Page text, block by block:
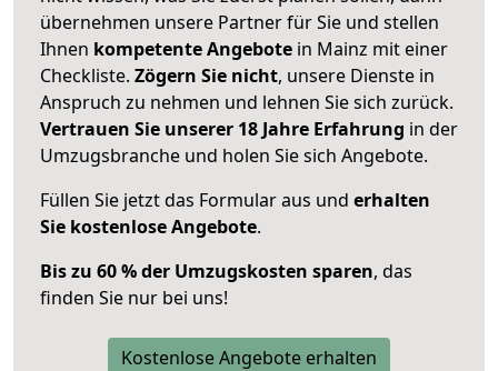
übernehmen unsere Partner für Sie und stellen
Ihnen kompetente Angebote in Mainz mit einer
Checkliste. Zögern Sie nicht, unsere Dienste in
Anspruch zu nehmen und lehnen Sie sich zurück.
Vertrauen Sie unserer 18 Jahre Erfahrung in der
Umzugsbranche und holen Sie sich Angebote.
Füllen Sie jetzt das Formular aus und erhalten
Sie kostenlose Angebote.
Bis zu 60 % der Umzugskosten sparen, das
finden Sie nur bei uns!
Kostenlose Angebote erhalten